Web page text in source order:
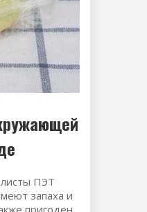
ПЭТ
запаха и
пригоден